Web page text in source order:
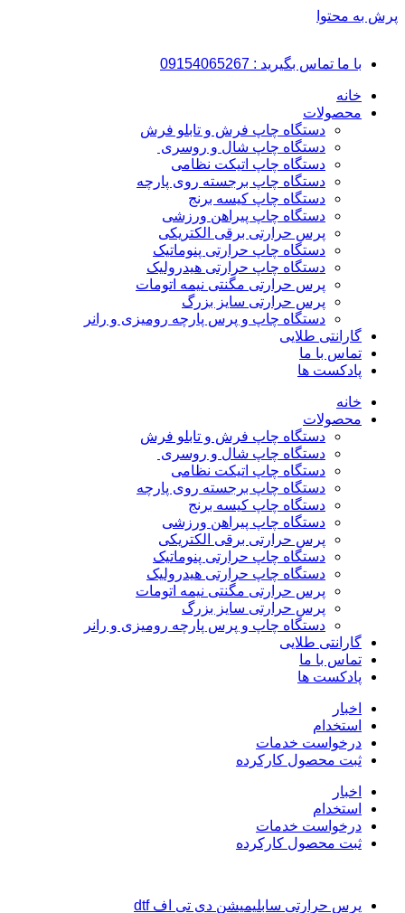
پرش به محتوا
با ما تماس بگیرید : 09154065267
خانه
محصولات
دستگاه چاپ فرش و تابلو فرش
دستگاه چاپ شال و روسری
دستگاه چاپ اتیکت نظامی
دستگاه چاپ برجسته روی پارچه
دستگاه چاپ کیسه برنج
دستگاه چاپ پیراهن ورزشی
پرس حرارتی برقی الکتریکی
دستگاه چاپ حرارتی پنوماتیک
دستگاه چاپ حرارتی هیدرولیک
پرس حرارتی مگنتی نیمه اتومات
پرس حرارتی سایز بزرگ
دستگاه چاپ و پرس پارچه رومیزی و رانر
گارانتی طلایی
تماس با ما
پادکست ها
خانه
محصولات
دستگاه چاپ فرش و تابلو فرش
دستگاه چاپ شال و روسری
دستگاه چاپ اتیکت نظامی
دستگاه چاپ برجسته روی پارچه
دستگاه چاپ کیسه برنج
دستگاه چاپ پیراهن ورزشی
پرس حرارتی برقی الکتریکی
دستگاه چاپ حرارتی پنوماتیک
دستگاه چاپ حرارتی هیدرولیک
پرس حرارتی مگنتی نیمه اتومات
پرس حرارتی سایز بزرگ
دستگاه چاپ و پرس پارچه رومیزی و رانر
گارانتی طلایی
تماس با ما
پادکست ها
اخبار
استخدام
درخواست خدمات
ثبت محصول کارکرده
اخبار
استخدام
درخواست خدمات
ثبت محصول کارکرده
پرس حرارتی سابلیمیشن دی تی اف dtf